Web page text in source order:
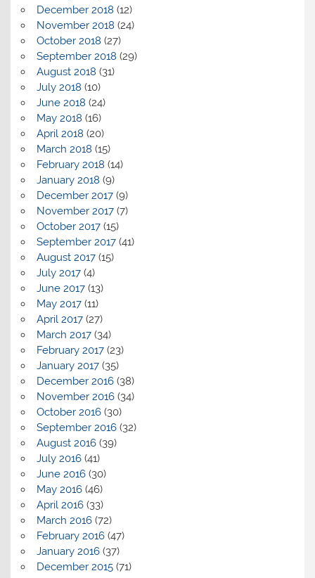
December 2018 (12)
November 2018 (24)
October 2018 (27)
September 2018 (29)
August 2018 (31)
July 2018 (10)
June 2018 (24)
May 2018 (16)
April 2018 (20)
March 2018 (15)
February 2018 (14)
January 2018 (9)
December 2017(9)
November 2017(7)
October 2017(15)
September 2017(41)
August 2017(15)
July 2017(4)
June 2017(13)
May 2017(11)
April 2017(27)
March 2017(34)
February 2017(23)
January 2017(35)
December 2016(38)
November 2016(34)
October 2016(30)
September 2016(32)
August 2016(39)
July 2016(41)
June 2016(30)
May 2016(46)
April 2016(33)
March 2016(72)
February 2016(47)
January 2016(37)
December 2015(71)